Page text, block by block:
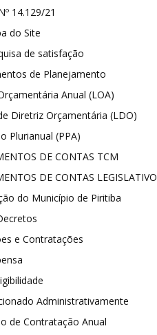
14.129/21
do Site
de satisfação
de Planejamento
Anual (LOA)
Diretriz Orçamentária (LDO)
Plurianual (PPA)
DE CONTAS TCM
DE CONTAS LEGISLATIVO
do Município de Piritiba
e Contratações
Administrativamente
de Contratação Anual